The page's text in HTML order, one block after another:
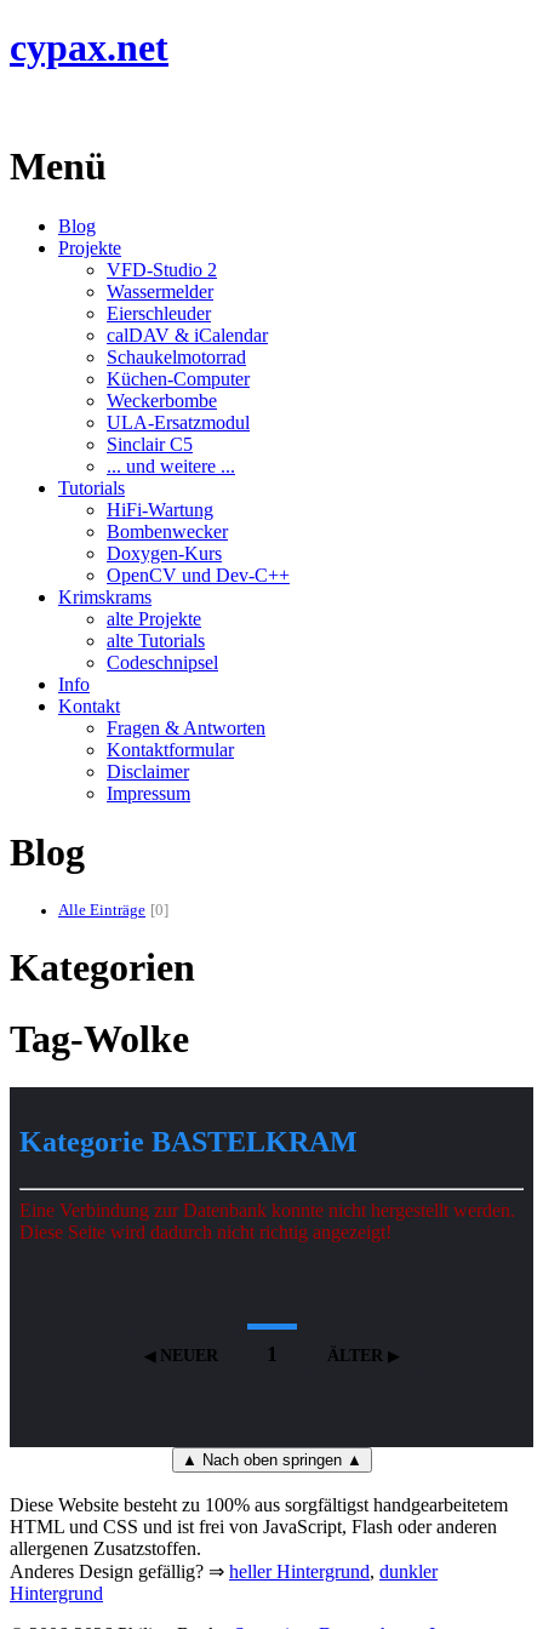
cypax.net
Menü
Blog
Projekte
VFD-Studio 2
Wassermelder
Eierschleuder
calDAV & iCalendar
Schaukelmotorrad
Küchen-Computer
Weckerbombe
ULA-Ersatzmodul
Sinclair C5
... und weitere ...
Tutorials
HiFi-Wartung
Bombenwecker
Doxygen-Kurs
OpenCV und Dev-C++
Krimskrams
alte Projekte
alte Tutorials
Codeschnipsel
Info
Kontakt
Fragen & Antworten
Kontaktformular
Disclaimer
Impressum
Blog
Alle Einträge 0
Kategorien
Tag-Wolke
Kategorie BASTELKRAM
Eine Verbindung zur Datenbank konnte nicht hergestellt werden.
Diese Seite wird dadurch nicht richtig angezeigt!
NEUER 1 ÄLTER
▲ Nach oben springen ▲
Diese Website besteht zu 100% aus sorgfältigst handgearbeitetem
HTML und CSS und ist frei von JavaScript, Flash oder anderen
allergenen Zusatzstoffen.
Anderes Design gefällig? ⇒ heller Hintergrund, dunkler
Hintergrund